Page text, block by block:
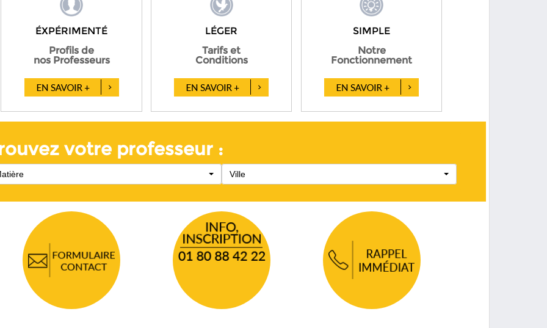
ÉXPÉRIMENTÉ
Profils de
nos Professeurs
LÉGER
Tarifs et
Conditions
SIMPLE
Notre
Fonctionnement
votre professeur :
Ville